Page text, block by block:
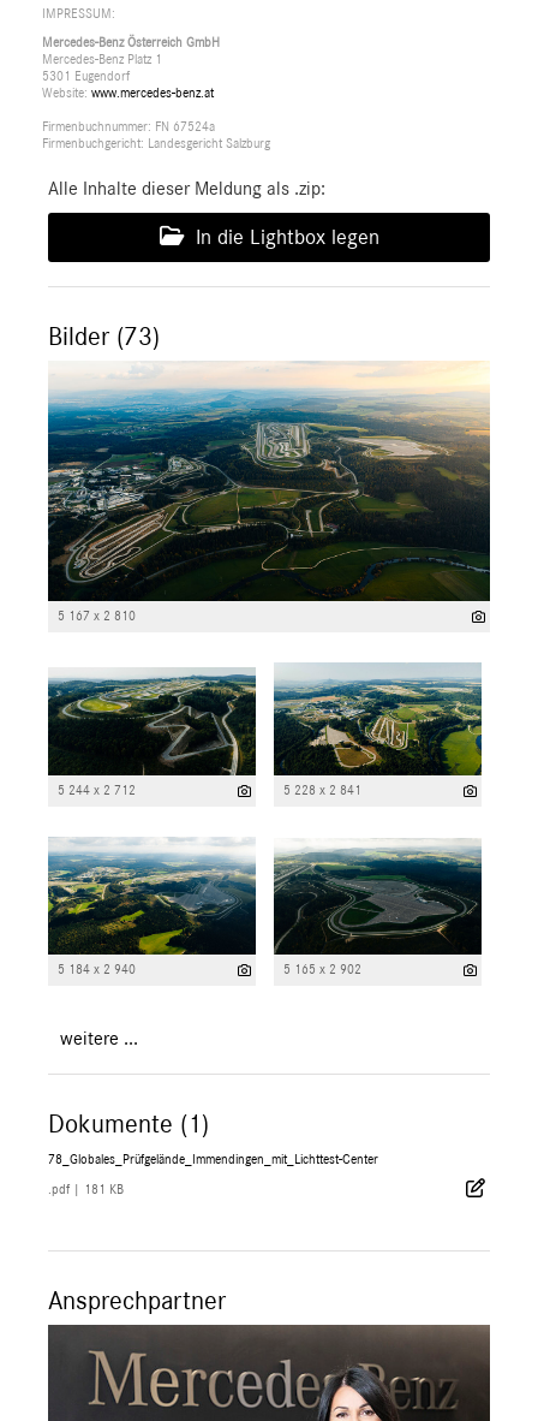
IMPRESSUM:
Mercedes-Benz Österreich GmbH
Mercedes-Benz Platz 1
5301 Eugendorf
Website: www.mercedes-benz.at
Firmenbuchnummer: FN 67524a
Firmenbuchgericht: Landesgericht Salzburg
Alle Inhalte dieser Meldung als .zip:
In die Lightbox legen
Bilder (73)
5 167 x 2 810
5 244 x 2 712 5 228 x 2 841
5 184 x 2 940 5 165 x 2 902
weitere ...
Dokumente (1)
78_Globales_Prüfgelände_Immendingen_mit_Lichttest-Center
.pdf 181 KB
Ansprechpartner